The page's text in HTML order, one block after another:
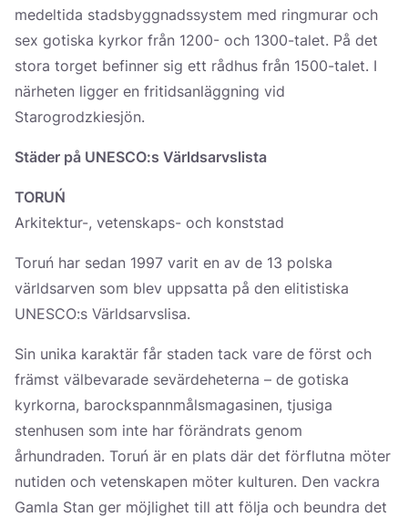
medeltida stadsbyggnadssystem med ringmurar och
sex gotiska kyrkor från 1200- och 1300-talet. På det
stora torget befinner sig ett rådhus från 1500-talet. I
närheten ligger en fritidsanläggning vid
Starogrodzkiesjön.
Städer på UNESCO:s Världsarvslista
TORUŃ
Arkitektur-, vetenskaps- och konststad
Toruń har sedan 1997 varit en av de 13 polska
världsarven som blev uppsatta på den elitistiska
UNESCO:s Världsarvslisa.
Sin unika karaktär får staden tack vare de först och
främst välbevarade sevärdeheterna – de gotiska
kyrkorna, barockspannmålsmagasinen, tjusiga
stenhusen som inte har förändrats genom
århundraden. Toruń är en plats där det förflutna möter
nutiden och vetenskapen möter kulturen. Den vackra
Gamla Stan ger möjlighet till att följa och beundra det